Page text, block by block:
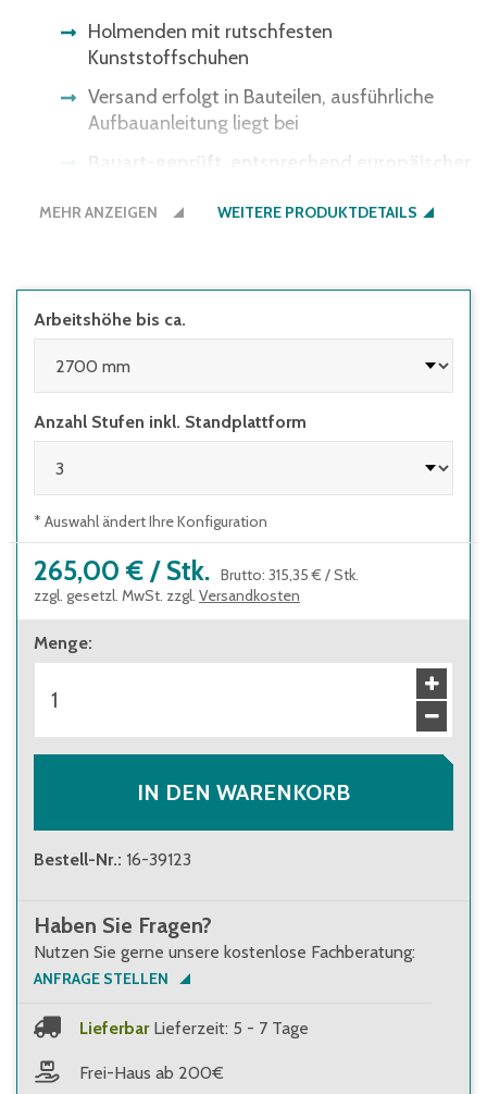
Holmenden mit rutschfesten
Kunststoffschuhen
Versand erfolgt in Bauteilen, ausführliche
Aufbauanleitung liegt bei
Bauart-geprüft, entsprechend europäischer
DGUV-Information 208-016 und
MEHR ANZEIGEN WEITERE PRODUKTDETAILS
Arbeitshöhe bis ca.
Anzahl Stufen inkl. Standplattform
* Auswahl ändert Ihre Konfiguration
265,00 € / Stk. Brutto: 315,35 € /Stk.
zzgl. gesetzl. MwSt. zzgl. Versandkosten
Menge:
IN DEN WARENKORB
Bestell-Nr.: 16-39123
Haben Sie Fragen?
Nutzen Sie gerne unsere kostenlose Fachberatung:
ANFRAGE STELLEN
Lieferbar Lieferzeit: 5 - 7 Tage
Frei-Haus ab 200€